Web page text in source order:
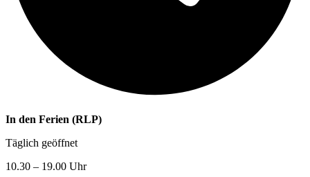
In den Ferien (RLP)
Täglich geöffnet
10.30 – 19.00 Uhr